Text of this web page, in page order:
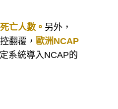
亡人數。 另外，
翻覆， 歐洲NCAP
系統導入NCAP的